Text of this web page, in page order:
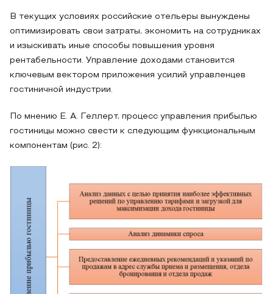
В текущих условиях российские отельеры вынуждены
оптимизировать свои затраты, экономить на сотрудниках
и изыскивать иные способы повышения уровня
рентабельности. Управление доходами становится
ключевым вектором приложения усилий управленцев
гостиничной индустрии.
По мнению Е. А. Геллерт, процесс управления прибылью
гостиницы можно свести к следующим функциональным
компонентам (рис. 2):